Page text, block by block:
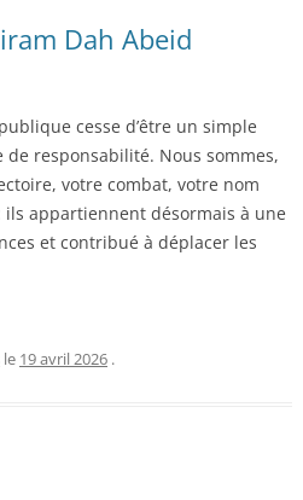
Dah Abeid
cesse d’être un simple
responsabilité. Nous sommes,
votre combat, votre nom
appartiennent désormais à une
et contribué à déplacer les
le 19 avril 2026 .